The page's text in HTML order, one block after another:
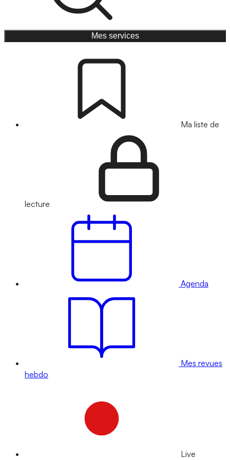
Mes services
Ma liste de
lecture
Agenda
Mes revues
hebdo
Live